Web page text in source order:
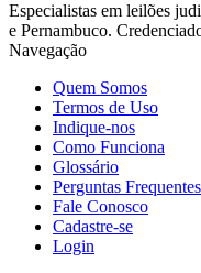
Especialistas em leilões
e Pernambuco.
Navegação
Quem Somos
Termos de Uso
Indique-nos
Como Funciona
Glossário
Perguntas Frequentes
Fale Conosco
Cadastre-se
Login